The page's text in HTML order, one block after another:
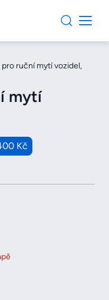
pro ruční mytí vozidel,
mytí
Kč